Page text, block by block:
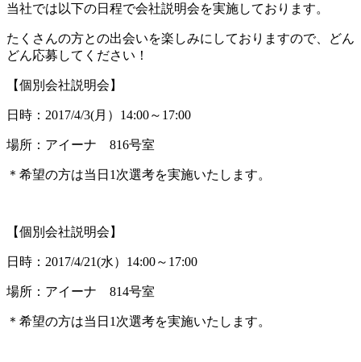
当社では以下の日程で会社説明会を実施しております。
たくさんの方との出会いを楽しみにしておりますので、どん
どん応募してください！
【個別会社説明会】
日時：2017/4/3(月）14:00～17:00
場所：アイーナ 816号室
＊希望の方は当日1次選考を実施いたします。
【個別会社説明会】
日時：2017/4/21(水）14:00～17:00
場所：アイーナ 814号室
＊希望の方は当日1次選考を実施いたします。